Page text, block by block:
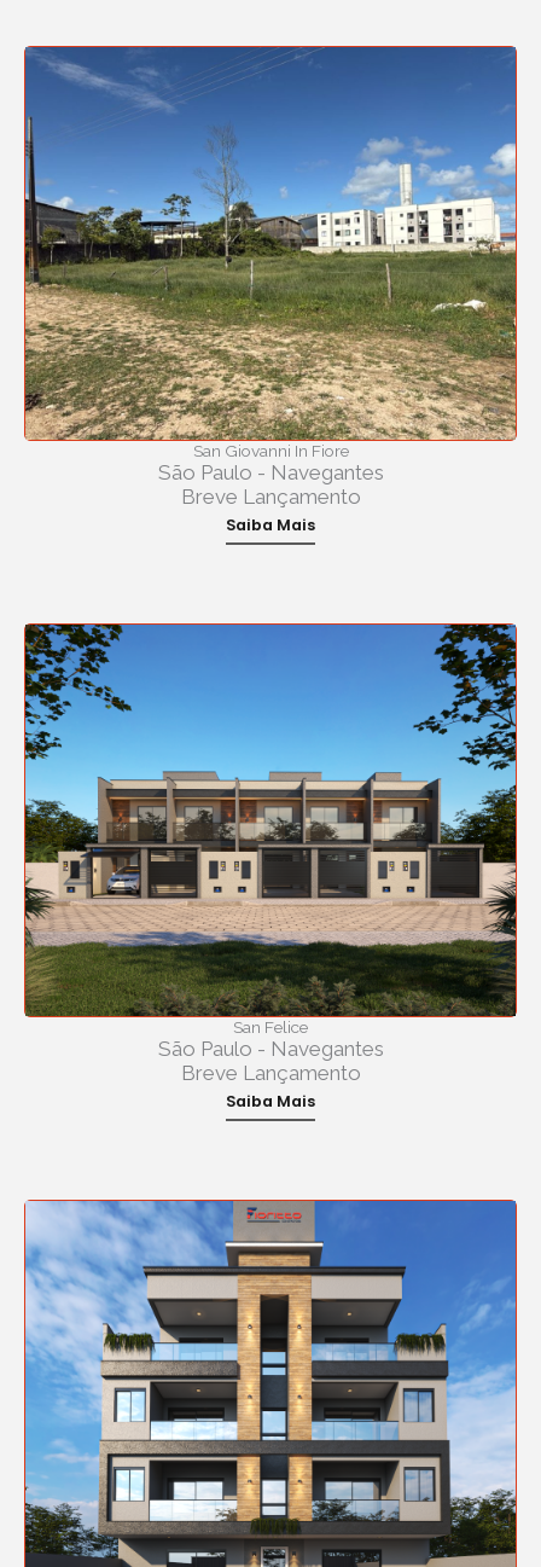
San Giovanni In Fiore
São Paulo - Navegantes
Breve Lançamento
Saiba Mais
San Felice
São Paulo - Navegantes
Breve Lançamento
Saiba Mais